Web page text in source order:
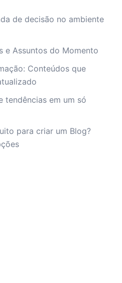
de decisão no ambiente
e Assuntos do Momento
Conteúdos que
tendências em um só
para criar um Blog?